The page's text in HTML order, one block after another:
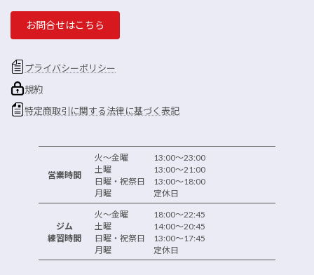
お問合せはこちら
プライバシーポリシー
規約
特定商取引に関する法律に基づく表記
営業時間
火～金曜 13:00～23:00
土曜 13:00～21:00
日曜・祝祭日 13:00～18:00
月曜 定休日
ジム
練習時間
火～金曜 18:00～22:45
土曜 14:00～20:45
日曜・祝祭日 13:00～17:45
月曜 定休日